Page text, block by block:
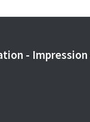
-